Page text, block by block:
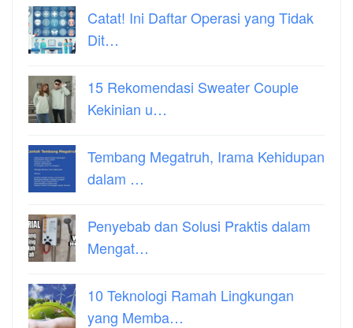
Catat! Ini Daftar Operasi yang Tidak
Dit…
15 Rekomendasi Sweater Couple
Kekinian u…
Tembang Megatruh, Irama Kehidupan
dalam …
Penyebab dan Solusi Praktis dalam
Mengat…
10 Teknologi Ramah Lingkungan
yang Memba…